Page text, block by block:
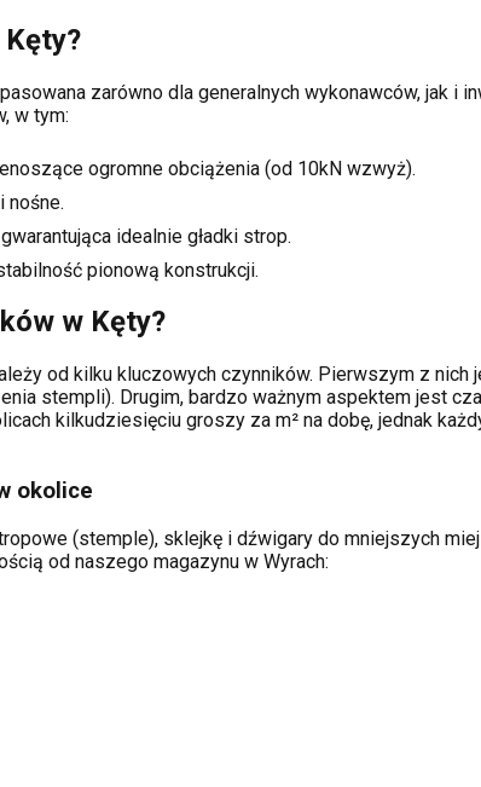
Kęty?
zarówno dla generalnych wykonawców, jak
w tym:
ogromne obciążenia (od 10kN wzwyż).
nośne.
idealnie gładki strop.
pionową konstrukcji.
w Kęty?
od kilku kluczowych czynników. Pierwszym z
stempli). Drugim, bardzo ważnym aspektem jest
kilkudziesięciu groszy za m² na dobę, jednak
okolice
(stemple), sklejkę i dźwigary do mniejszych
od naszego magazynu w Wyrach: